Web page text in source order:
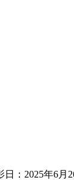
：2025年6月